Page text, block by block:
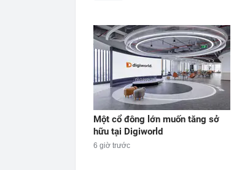
Một cổ đông lớn muốn tăng sở
hữu tại Digiworld
6 giờ trước